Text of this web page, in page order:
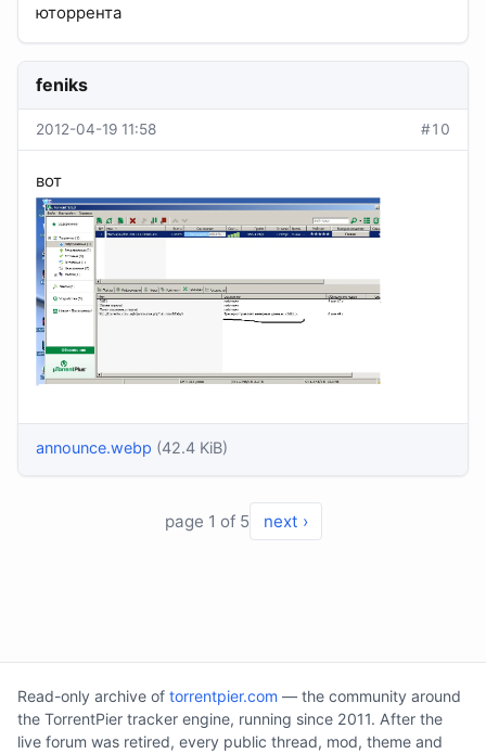
юторрента
feniks
2012-04-19 11:58 #10
вот
announce.webp (42.4 KiB)
page 1 of 5 next ›
Read-only archive of torrentpier.com — the community around
the TorrentPier tracker engine, running since 2011. After the
live forum was retired, every public thread, mod, theme and